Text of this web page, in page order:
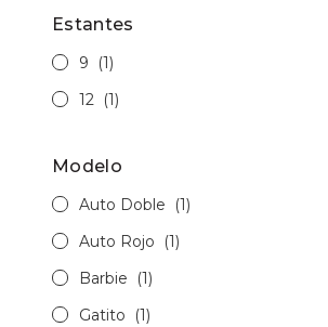
Estantes
9
(1)
12 (1)
Modelo
Auto Doble
(1)
Auto Rojo
(1)
Barbie
(1)
Gatito
(1)